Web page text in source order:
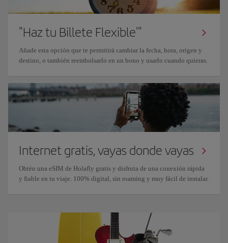
"Haz tu Billete Flexible'"
Añade esta opción que te permitirá cambiar la fecha, hora, origen y
destino, o también reembolsarlo en un bono y usarlo cuando quieras.
Internet gratis, vayas donde vayas
Obtén una eSIM de Holafly gratis y disfruta de una conexión rápida
y fiable en tu viaje. 100% digital, sin roaming y muy fácil de instalar.